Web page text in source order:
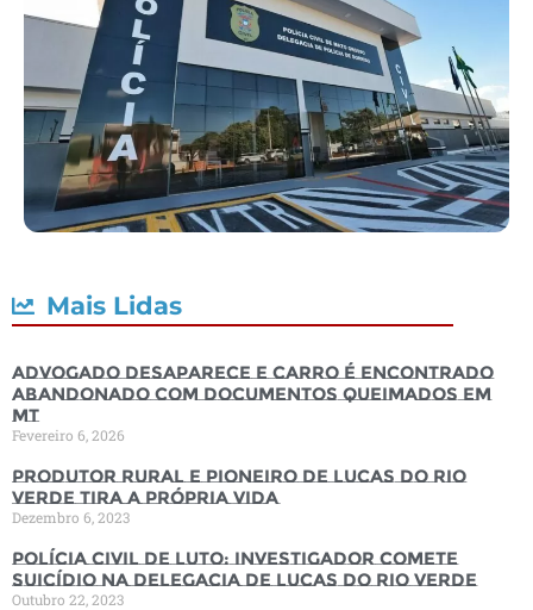
Mais Lidas
Advogado desaparece e carro é encontrado
abandonado com documentos queimados em
MT
Fevereiro 6, 2026
Produtor rural e pioneiro de Lucas do Rio
Verde tira a própria vida
Dezembro 6, 2023
Polícia Civil de luto: Investigador comete
suicídio na Delegacia de Lucas do Rio Verde
Outubro 22, 2023